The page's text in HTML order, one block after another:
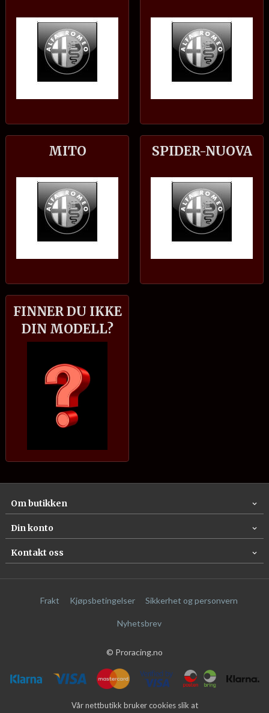
MITO SPIDER-NUOVA
FINNER DU IKKE
DIN MODELL?
Om butikken
Din konto
Kontakt oss
Frakt Kjøpsbetingelser Sikkerhet og personvern
Nyhetsbrev
© Proracing.no
Vår nettbutikk bruker cookies slik at